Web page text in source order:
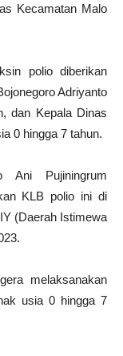
Kecamatan Malo
polio diberikan
Adriyanto
dan Kepala Dinas
0 hingga 7 tahun.
Ani Pujiningrum
KLB polio ini di
(Daerah Istimewa
melaksanakan
usia 0 hingga 7